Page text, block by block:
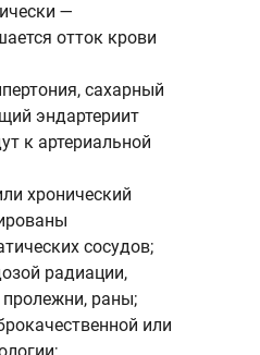
—
отток крови
сахарный
эндартериит
к артериальной
хронический
сосудов;
радиации,
раны;
или